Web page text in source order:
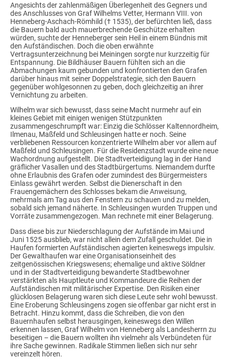
Angesichts der zahlenmäßigen Überlegenheit des Gegners und
des Anschlusses von Graf Wilhelms Vetter, Hermann VIII. von
Henneberg-Aschach-Römhild († 1535), der befürchten ließ, dass
die Bauern bald auch mauerbrechende Geschütze erhalten
würden, suchte der Henneberger sein Heil in einem Bündnis mit
den Aufständischen. Doch die oben erwähnte
Vertragsunterzeichnung bei Meiningen sorgte nur kurzzeitig für
Entspannung. Die Bildhäuser Bauern fühlten sich an die
Abmachungen kaum gebunden und konfrontierten den Grafen
darüber hinaus mit seiner Doppelstrategie, sich den Bauern
gegenüber wohlgesonnen zu geben, doch gleichzeitig an ihrer
Vernichtung zu arbeiten.
Wilhelm war sich bewusst, dass seine Macht nurmehr auf ein
kleines Gebiet mit einigen wenigen Stützpunkten
zusammengeschrumpft war: Einzig die Schlösser Kaltennordheim,
Ilmenau, Maßfeld und Schleusingen hatte er noch. Seine
verbliebenen Ressourcen konzentrierte Wilhelm aber vor allem auf
Maßfeld und Schleusingen. Für die Residenzstadt wurde eine neue
Wachordnung aufgestellt. Die Stadtverteidigung lag in der Hand
gräflicher Vasallen und des Stadtbürgertums. Niemandem durfte
ohne Erlaubnis des Grafen oder zumindest des Bürgermeisters
Einlass gewährt werden. Selbst die Dienerschaft in den
Frauengemächern des Schlosses bekam die Anweisung,
mehrmals am Tag aus den Fenstern zu schauen und zu melden,
sobald sich jemand näherte. In Schleusingen wurden Truppen und
Vorräte zusammengezogen. Man rechnete mit einer Belagerung.
Dass diese bis zur Niederschlagung der Aufstände im Mai und
Juni 1525 ausblieb, war nicht allein dem Zufall geschuldet. Die in
Haufen formierten Aufständischen agierten keineswegs impulsiv.
Der Gewalthaufen war eine Organisationseinheit des
zeitgenössischen Kriegswesens; ehemalige und aktive Söldner
und in der Stadtverteidigung bewanderte Stadtbewohner
verstärkten als Hauptleute und Kommandeure die Reihen der
Aufständischen mit militärischer Expertise. Den Risiken einer
glücklosen Belagerung waren sich diese Leute sehr wohl bewusst.
Eine Eroberung Schleusingens zogen sie offenbar gar nicht erst in
Betracht. Hinzu kommt, dass die Schreiben, die von den
Bauernhaufen selbst herausgingen, keineswegs den Willen
erkennen lassen, Graf Wilhelm von Henneberg als Landesherrn zu
beseitigen – die Bauern wollten ihn vielmehr als Verbündeten für
ihre Sache gewinnen. Radikale Stimmen ließen sich nur sehr
vereinzelt hören.